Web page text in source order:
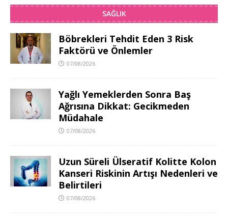
SAĞLIK
Böbrekleri Tehdit Eden 3 Risk
Faktörü ve Önlemler
07/08/2026
Yağlı Yemeklerden Sonra Baş
Ağrısına Dikkat: Gecikmeden
Müdahale
07/08/2026
Uzun Süreli Ülseratif Kolitte Kolon
Kanseri Riskinin Artışı Nedenleri ve
Belirtileri
07/08/2026